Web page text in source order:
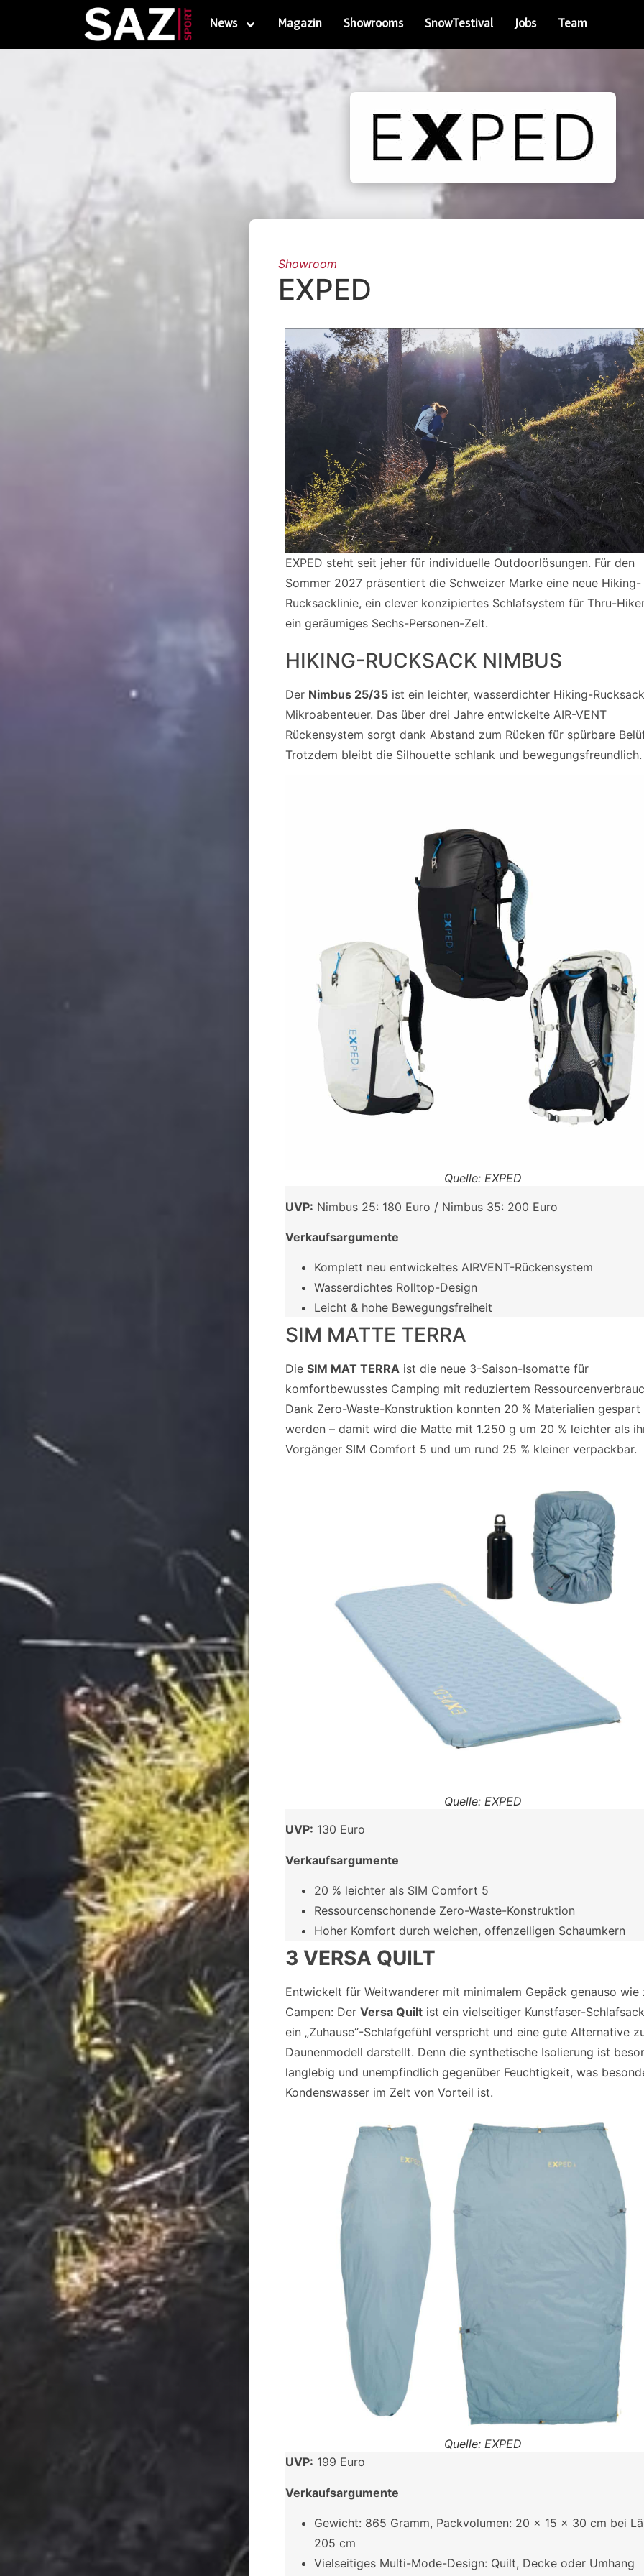
News Magazin Showrooms SnowTestival Jobs Team
Showroom
EXPED
EXPED steht seit jeher für individuelle Outdoorlösungen. Für den
Sommer 2027 präsentiert die Schweizer Marke eine neue Hiking-
Rucksacklinie, ein clever konzipiertes Schlafsystem für Thru-
ein geräumiges Sechs-Personen-Zelt.
HIKING-RUCKSACK NIMBUS
Der Nimbus 25/35 ist ein leichter, wasserdichter Hiking-
Mikroabenteuer. Das über drei Jahre entwickelte AIR-VENT
Rückensystem sorgt dank Abstand zum Rücken für spürbare
Trotzdem bleibt die Silhouette schlank und bewegungsfreundlich.
Quelle: EXPED
UVP: Nimbus 25: 180 Euro / Nimbus 35: 200 Euro
Verkaufsargumente
Komplett neu entwickeltes AIRVENT-Rückensystem
Wasserdichtes Rolltop-Design
Leicht & hohe Bewegungsfreiheit
SIM MATTE TERRA
Die SIM MAT TERRA ist die neue 3-Saison-Isomatte für
komfortbewusstes Camping mit reduziertem
Dank Zero-Waste-Konstruktion konnten 20 % Materialien gespart
werden – damit wird die Matte mit 1.250 g um 20 % leichter als
Vorgänger SIM Comfort 5 und um rund 25 % kleiner verpackbar.
Quelle: EXPED
UVP: 130 Euro
Verkaufsargumente
20 % leichter als SIM Comfort 5
Ressourcenschonende Zero-Waste-Konstruktion
Hoher Komfort durch weichen, offenzelligen Schaumkern
3 VERSA QUILT
Entwickelt für Weitwanderer mit minimalem Gepäck genauso wie
Campen: Der Versa Quilt ist ein vielseitiger Kunstfaser-
ein „Zuhause“-Schlafgefühl verspricht und eine gute Alternative
Daunenmodell darstellt. Denn die synthetische Isolierung ist
langlebig und unempfindlich gegenüber Feuchtigkeit, was
Kondenswasser im Zelt von Vorteil ist.
Quelle: EXPED
UVP: 199 Euro
Verkaufsargumente
Gewicht: 865 Gramm, Packvolumen: 20 x 15 x 30 cm bei
205 cm
Vielseitiges Multi-Mode-Design: Quilt, Decke oder Umhang